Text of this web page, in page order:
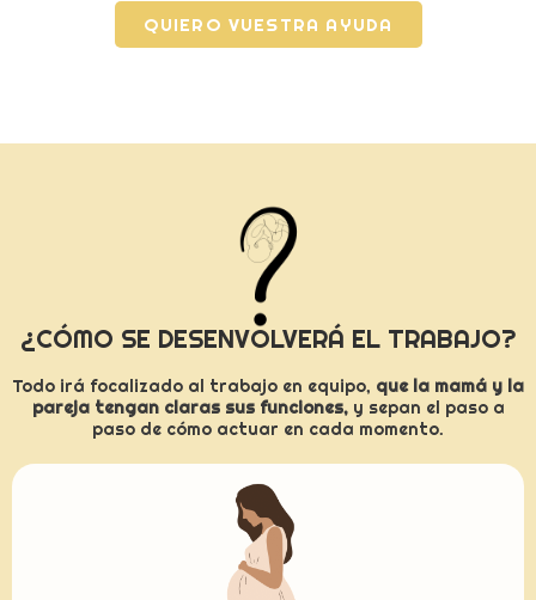
QUIERO VUESTRA AYUDA
¿CÓMO SE DESENVOLVERÁ EL TRABAJO?
Todo irá focalizado al trabajo en equipo, que la mamá y la
pareja tengan claras sus funciones,y sepan el paso a
paso de cómo actuar en cada momento.